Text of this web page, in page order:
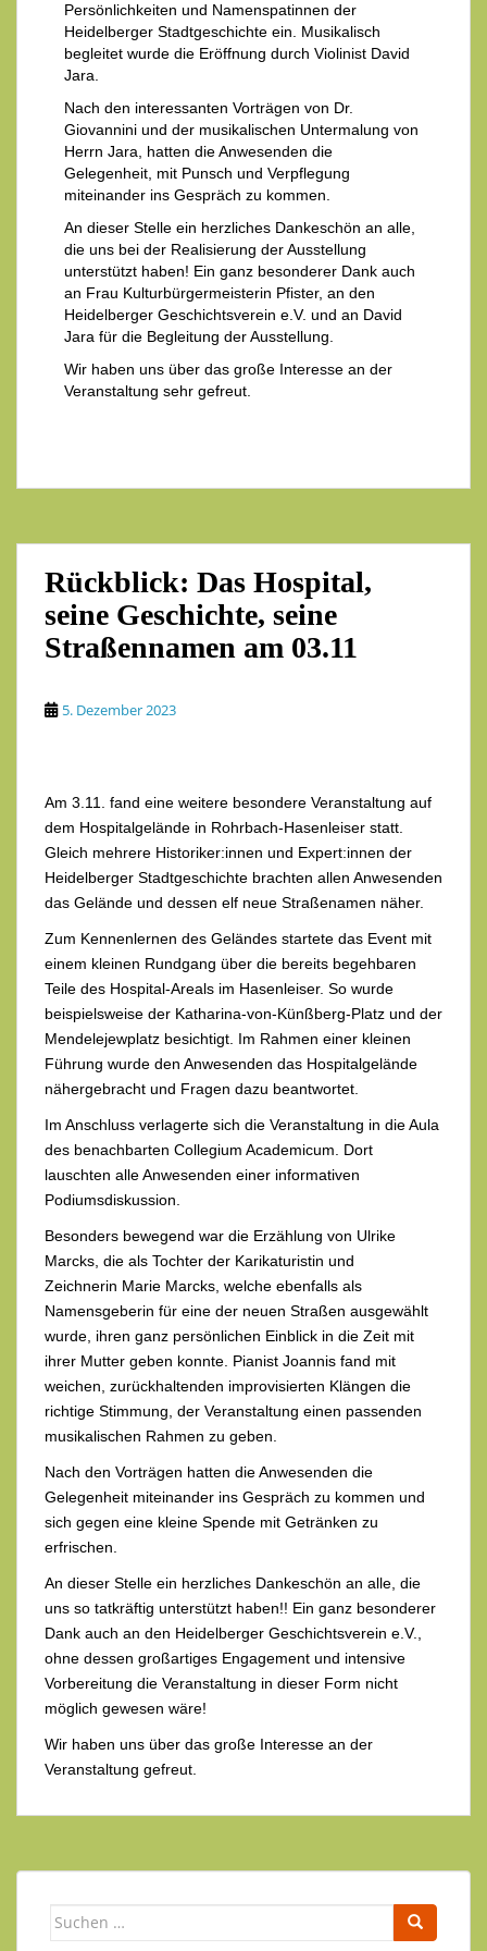
Persönlichkeiten und Namenspatinnen der
Heidelberger Stadtgeschichte ein. Musikalisch
begleitet wurde die Eröffnung durch Violinist David
Jara.
Nach den interessanten Vorträgen von Dr.
Giovannini und der musikalischen Untermalung von
Herrn Jara, hatten die Anwesenden die
Gelegenheit, mit Punsch und Verpflegung
miteinander ins Gespräch zu kommen.
An dieser Stelle ein herzliches Dankeschön an alle,
die uns bei der Realisierung der Ausstellung
unterstützt haben! Ein ganz besonderer Dank auch
an Frau Kulturbürgermeisterin Pfister, an den
Heidelberger Geschichtsverein e.V. und an David
Jara für die Begleitung der Ausstellung.
Wir haben uns über das große Interesse an der
Veranstaltung sehr gefreut.
Rückblick: Das Hospital,
seine Geschichte, seine
Straßennamen am 03.11
5. Dezember 2023
Am 3.11. fand eine weitere besondere Veranstaltung auf
dem Hospitalgelände in Rohrbach-Hasenleiser statt.
Gleich mehrere Historiker:innen und Expert:innen der
Heidelberger Stadtgeschichte brachten allen Anwesenden
das Gelände und dessen elf neue Straßenamen näher.
Zum Kennenlernen des Geländes startete das Event mit
einem kleinen Rundgang über die bereits begehbaren
Teile des Hospital-Areals im Hasenleiser. So wurde
beispielsweise der Katharina-von-Künßberg-Platz und der
Mendelejewplatz besichtigt. Im Rahmen einer kleinen
Führung wurde den Anwesenden das Hospitalgelände
nähergebracht und Fragen dazu beantwortet.
Im Anschluss verlagerte sich die Veranstaltung in die Aula
des benachbarten Collegium Academicum. Dort
lauschten alle Anwesenden einer informativen
Podiumsdiskussion.
Besonders bewegend war die Erzählung von Ulrike
Marcks, die als Tochter der Karikaturistin und
Zeichnerin Marie Marcks, welche ebenfalls als
Namensgeberin für eine der neuen Straßen ausgewählt
wurde, ihren ganz persönlichen Einblick in die Zeit mit
ihrer Mutter geben konnte. Pianist Joannis fand mit
weichen, zurückhaltenden improvisierten Klängen die
richtige Stimmung, der Veranstaltung einen passenden
musikalischen Rahmen zu geben.
Nach den Vorträgen hatten die Anwesenden die
Gelegenheit miteinander ins Gespräch zu kommen und
sich gegen eine kleine Spende mit Getränken zu
erfrischen.
An dieser Stelle ein herzliches Dankeschön an alle, die
uns so tatkräftig unterstützt haben!! Ein ganz besonderer
Dank auch an den Heidelberger Geschichtsverein e.V.,
ohne dessen großartiges Engagement und intensive
Vorbereitung die Veranstaltung in dieser Form nicht
möglich gewesen wäre!
Wir haben uns über das große Interesse an der
Veranstaltung gefreut.
Suchen